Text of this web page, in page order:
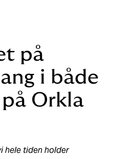
på
i både
Orkla
hele tiden holder